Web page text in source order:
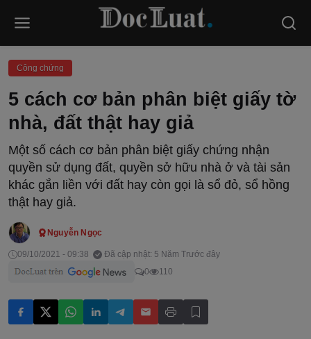
Công chứng
5 cách cơ bản phân biệt giấy tờ
nhà, đất thật hay giả
Một số cách cơ bản phân biệt giấy chứng nhận
quyền sử dụng đất, quyền sở hữu nhà ở và tài sản
khác gắn liền với đất hay còn gọi là sổ đỏ, sổ hồng
thật hay giả.
Nguyễn Ngọc
09/10/2021 - 09:38
Đã cập nhật: 5 Năm Trước đây
0
110